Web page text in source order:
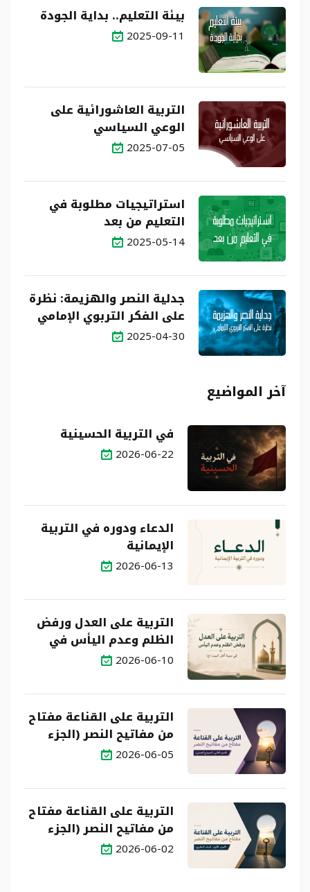
بيئة التعليم.. بداية الجودة
2025-09-11
التربية العاشورائية على
الوعي السياسي
2025-07-05
استراتيجيات مطلوبة في
التعليم من بعد
2025-05-14
جدلية النصر والهزيمة: نظرة
على الفكر التربوي الإمامي
2025-04-30
آخر المواضيع
في التربية الحسينية
2026-06-22
الدعاء ودوره في التربية
الإيمانية
2026-06-13
التربية على العدل ورفض
الظلم وعدم اليأس في
سيرة أهل البيت (ع)
2026-06-10
التربية على القناعة مفتاح
من مفاتيح النصر (الجزء
الثاني: النموذج العملي)
2026-06-05
التربية على القناعة مفتاح
من مفاتيح النصر (الجزء
الأول: البناء النظري)
2026-06-02